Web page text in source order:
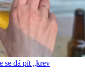
se dá pít „krev